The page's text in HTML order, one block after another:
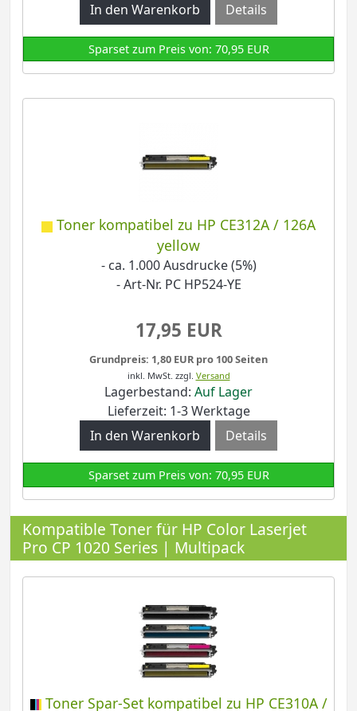
Details
Sparset zum Preis von: 70,95 EUR
Toner kompatibel zu HP CE312A / 126A
yellow
- ca. 1.000 Ausdrucke (5%)
- Art-Nr. PC HP524-YE
17,95 EUR
Grundpreis: 1,80 EUR pro 100 Seiten
inkl. MwSt. zzgl. Versand
Lagerbestand: Auf Lager
Lieferzeit: 1-3 Werktage
Details
Sparset zum Preis von: 70,95 EUR
Kompatible Toner für HP Color Laserjet
Pro CP 1020 Series | Multipack
Toner Spar-Set kompatibel zu HP CE310A /